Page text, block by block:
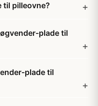
til pilleovne?
plade til
plade til